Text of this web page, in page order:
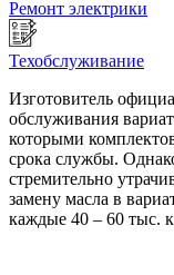
Ремонт электрики
Техобслуживание
Изготовитель
обслуживания
которыми
срока службы.
стремительно
замену масла в
каждые 40 – 60 тыс.